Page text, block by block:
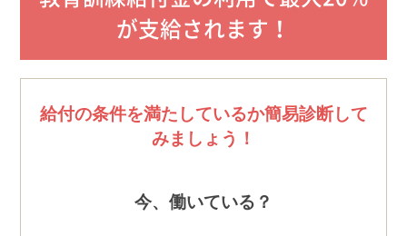
が支給されます！
給付の条件を満たしているか簡易診断して
みましょう！
今、働いている？